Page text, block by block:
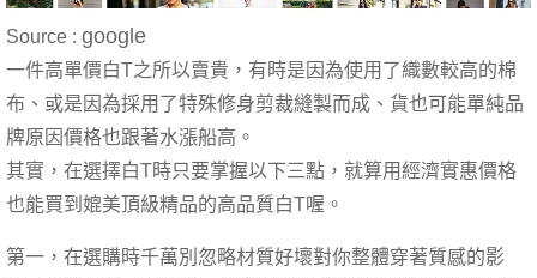
Source : google
一件高單價白T之所以賣貴，有時是因為使用了織數較高的棉
布、或是因為採用了特殊修身剪裁縫製而成、貨也可能單純品
牌原因價格也跟著水漲船高。
其實，在選擇白T時只要掌握以下三點，就算用經濟實惠價格
也能買到媲美頂級精品的高品質白T喔。
第一，在選購時千萬別忽略材質好壞對你整體穿著質感的影